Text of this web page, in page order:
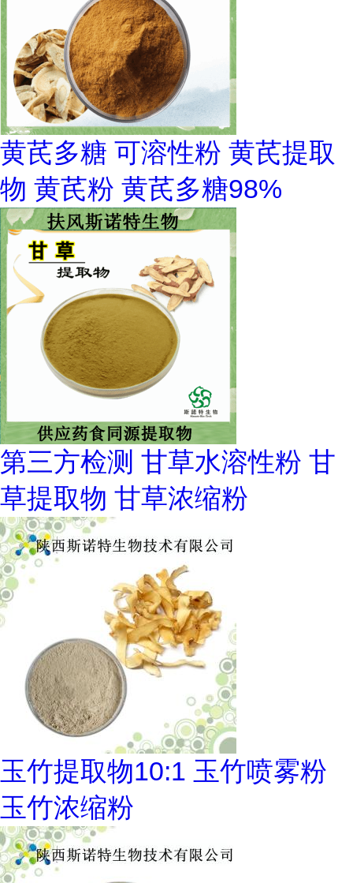
黄芪多糖 可溶性粉 黄芪提取
物 黄芪粉 黄芪多糖98%
第三方检测 甘草水溶性粉 甘
草提取物 甘草浓缩粉
玉竹提取物10:1 玉竹喷雾粉
玉竹浓缩粉